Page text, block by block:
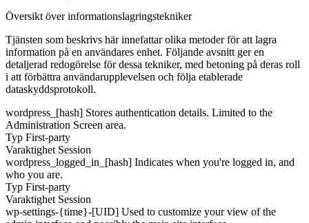
Översikt över informationslagringstekniker
Tjänsten som beskrivs här innefattar olika metoder för att lagra
information på en användares enhet. Följande avsnitt ger en
detaljerad redogörelse för dessa tekniker, med betoning på deras roll
i att förbättra användarupplevelsen och följa etablerade
dataskyddsprotokoll.
wordpress_[hash] Stores authentication details. Limited to the
Administration Screen area.
Typ First-party
Varaktighet Session
wordpress_logged_in_[hash] Indicates when you're logged in, and
who you are.
Typ First-party
Varaktighet Session
wp-settings-{time}-[UID] Used to customize your view of the